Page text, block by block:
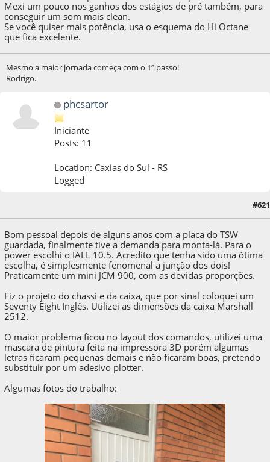
Mexi um pouco nos ganhos dos estágios de pré também, para
conseguir um som mais clean.
Se você quiser mais potência, usa o esquema do Hi Octane
que fica excelente.
Mesmo a maior jornada começa com o 1º passo!
Rodrigo.
phcsartor
Iniciante
Posts: 11
Location: Caxias do Sul - RS
Logged
: 29 de October de 2019, as 11:11:08#621
Bom pessoal depois de alguns anos com a placa do TSW
guardada, finalmente tive a demanda para monta-lá. Para o
power escolhi o IALL 10.5. Acredito que tenha sido uma ótima
escolha, é simplesmente fenomenal a junção dos dois!
Praticamente um mini JCM 900, com as devidas proporções.
Fiz o projeto do chassi e da caixa, que por sinal coloquei um
Seventy Eight Inglês. Utilizei as dimensões da caixa Marshall
2512.
O maior problema ficou no layout dos comandos, utilizei uma
mascara de pintura feita na impressora 3D porém algumas
letras ficaram pequenas demais e não ficaram boas, pretendo
substituir por um adesivo plotter.
Algumas fotos do trabalho: